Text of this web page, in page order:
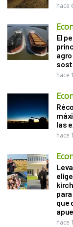
hace
El
hace
las
hace
que
hace